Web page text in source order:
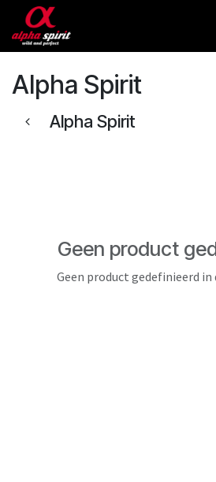
Overslaan naar inhoud
Alpha Spirit
Alpha Spirit
Geen product
Geen product gedefinieerd in